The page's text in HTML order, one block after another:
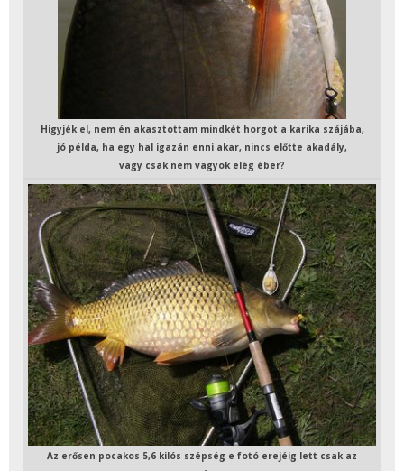
Higyjék el, nem én akasztottam mindkét horgot a karika szájába,
jó példa, ha egy hal igazán enni akar, nincs előtte akadály,
vagy csak nem vagyok elég éber?
Az erősen pocakos 5,6 kilós szépség e fotó erejéig lett csak az